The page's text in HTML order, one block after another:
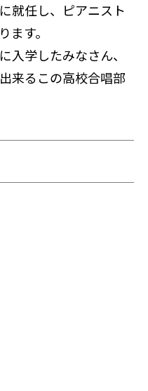
就任し、ピアニスト
ます。
入学したみなさん、
来るこの高校合唱部